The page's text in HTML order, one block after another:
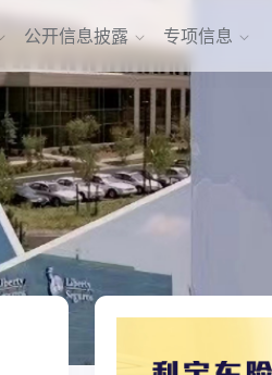
公开信息披露 专项信息